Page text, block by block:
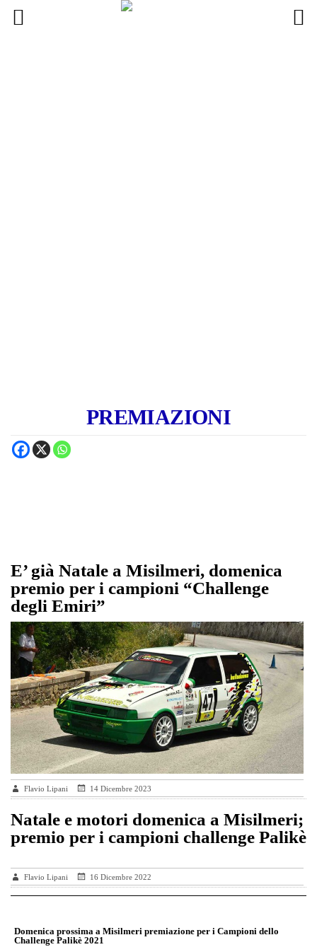
PREMIAZIONI
E’ già Natale a Misilmeri, domenica
premio per i campioni “Challenge
degli Emiri”
Flavio Lipani 14 Dicembre 2023
Natale e motori domenica a Misilmeri;
premio per i campioni challenge Palikè
Flavio Lipani 16 Dicembre 2022
Domenica prossima a Misilmeri premiazione per i Campioni dello
Challenge Palikè 2021